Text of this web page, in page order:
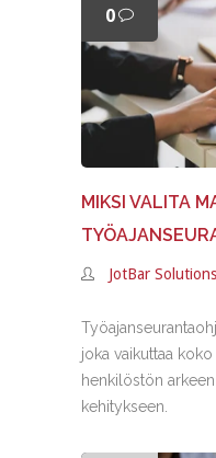
0
MIKSI VALITA
JotBar
joka vaikuttaa
henkilöstön
kehitykseen.